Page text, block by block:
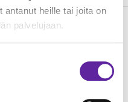
antanut heille tai joita on
palvelujaan.